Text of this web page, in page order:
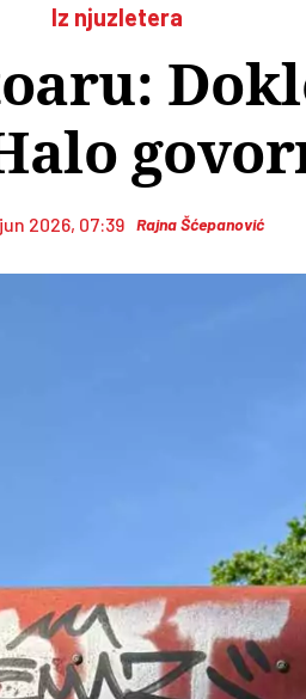
Iz njuzletera
2026, 07:39 Rajna Šćepanović